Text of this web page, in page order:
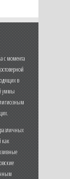
с момента
в
уммы
как